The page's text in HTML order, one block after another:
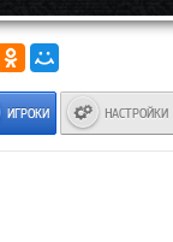
ИГРОКИ НАСТРОЙКИ